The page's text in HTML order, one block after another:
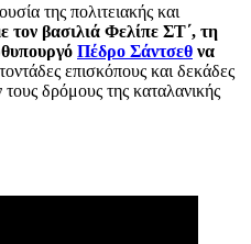
της πολιτειακής και
τον βασιλιά Φελίπε ΣΤ΄, τη
Πέδρο Σάντσεθ να
επισκόπους και δεκάδες
δρόμους της καταλανικής